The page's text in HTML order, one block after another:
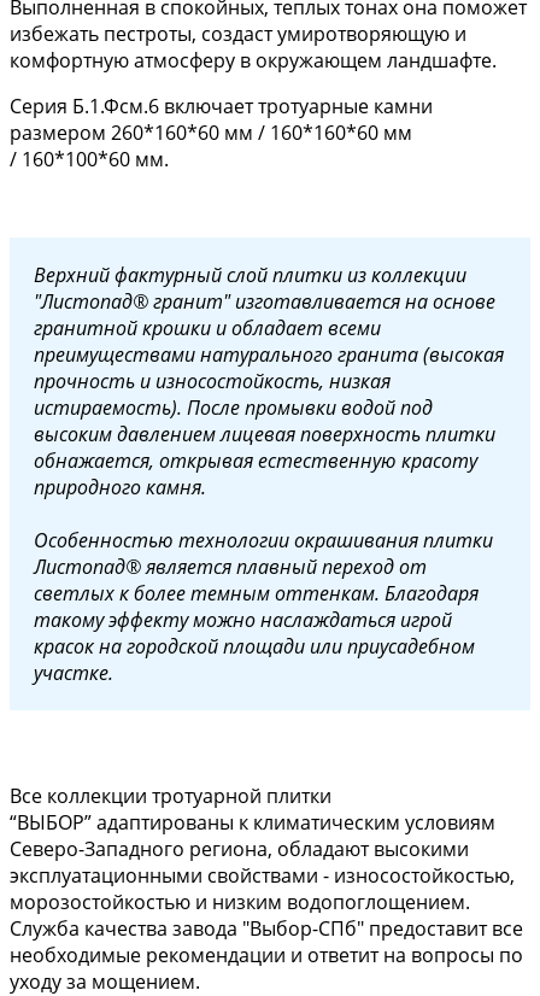
Выполненная в спокойных, теплых тонах она поможет
избежать пестроты, создаст умиротворяющую и
комфортную атмосферу в окружающем ландшафте.
Серия Б.1.Фсм.6 включает тротуарные камни
размером 260*160*60 мм / 160*160*60 мм
/ 160*100*60 мм.
Верхний фактурный слой плитки из коллекции
"Листопад® гранит" изготавливается на основе
гранитной крошки и обладает всеми
преимуществами натурального гранита (высокая
прочность и износостойкость, низкая
истираемость). После промывки водой под
высоким давлением лицевая поверхность плитки
обнажается, открывая естественную красоту
природного камня.
Особенностью технологии окрашивания плитки
Листопад® является плавный переход от
светлых к более темным оттенкам. Благодаря
такому эффекту можно наслаждаться игрой
красок на городской площади или приусадебном
участке.
Все коллекции тротуарной плитки
“ВЫБОР” адаптированы к климатическим условиям
Северо-Западного региона, обладают высокими
эксплуатационными свойствами - износостойкостью,
морозостойкостью и низким водопоглощением.
Служба качества завода "Выбор-СПб" предоставит все
необходимые рекомендации и ответит на вопросы по
уходу за мощением.